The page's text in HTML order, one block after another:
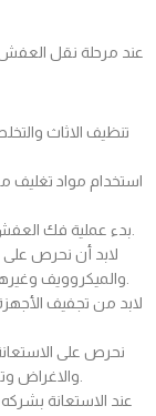
عند مرحلة نقل
تنظيف الاثاث
استخدام مواد تغليف
لابد أن نحرص على
لابد من تجفيف
نحرص على
عند الاستعانة